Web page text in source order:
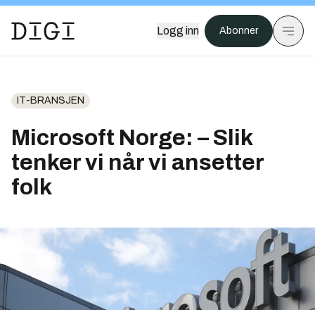
Logg inn Abonner
IT-BRANSJEN
Microsoft Norge: – Slik
tenker vi når vi ansetter
folk